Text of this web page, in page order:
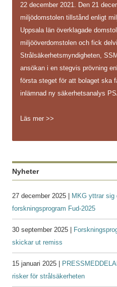
22 december 2021. Den 21
miljödomstolen tillstånd enligt
Uppsala län överklagade
miljööverdomstolen och fick
Strålsäkerhetsmyndigheten,
ansökan i en stegvis prövning
första steget för att bolaget ska
inlämnad ny säkerhetsanalys
Läs mer >>
Nyheter
27 december 2025 |
MKG yttrar sig
forskningsprogram Fud-2025
30 september 2025 |
skickar ut remiss
15 januari 2025 |
risker för strålsäkerheten